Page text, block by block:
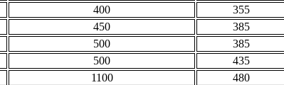
400 355
450 385
500 385
500 435
1100 480